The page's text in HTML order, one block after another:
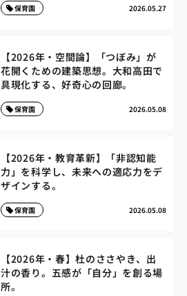
2026.05.27
保育園
【2026年・空間論】「つぼみ」が
花開くための建築思想。大和高田で
具現化する、好奇心の回廊。
2026.05.08
保育園
【2026年・教育革新】「非認知能
力」を科学し、未来への適応力をデ
ザインする。
2026.05.08
保育園
【2026年・春】杜のささやき、出
汁の香り。五感が「自分」を創る場
所。